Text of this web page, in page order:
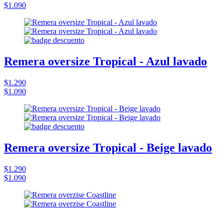
$1.090
Remera oversize Tropical - Azul lavado
$1.290
$1.090
Remera oversize Tropical - Beige lavado
$1.290
$1.090